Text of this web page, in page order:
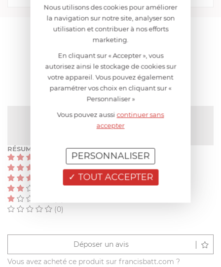
AIDE AU CHOIX
AVIS CLIENT
NOTE MOYENNE
Pas encore de note
RÉSUMÉ
(0)
(0)
(0)
Déposer un avis
Vous avez acheté ce produit sur francisbatt.com ?
Nous utilisons des cookies pour améliorer
la navigation sur notre site, analyser son
utilisation et contribuer à nos efforts
marketing.
En cliquant sur « Accepter », vous
autorisez ainsi le stockage de cookies sur
votre appareil. Vous pouvez également
paramétrer vos choix en cliquant sur «
Personnaliser »
Vous pouvez aussicontinuer sans
accepter
TOUT ACCEPTER
PERSONNALISER